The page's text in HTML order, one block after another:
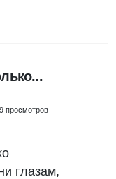
просмотров
глазам,